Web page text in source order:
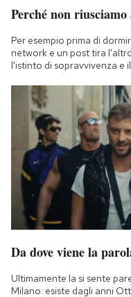
Perché non
Per esempio prima di
network e un post tira
l'istinto di sopravvivenza e
Da dove viene la
Ultimamente la si sente
Milano: esiste dagli anni